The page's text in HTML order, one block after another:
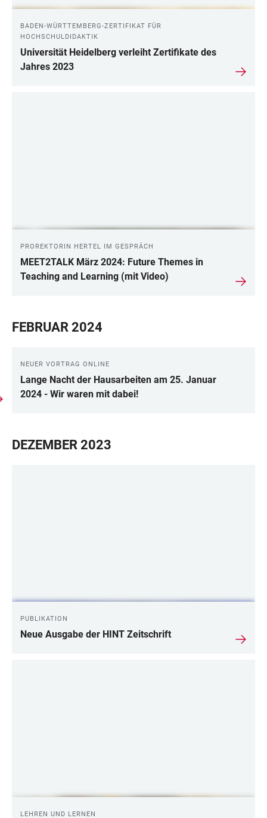
BADEN-WÜRTTEMBERG-ZERTIFIKAT FÜR
HOCHSCHULDIDAKTIK
Universität Heidelberg verleiht Zertifikate des
Jahres 2023
PROREKTORIN HERTEL IM GESPRÄCH
MEET2TALK März 2024: Future Themes in
Teaching and Learning (mit Video)
FEBRUAR 2024
NEUER VORTRAG ONLINE
Lange Nacht der Hausarbeiten am 25. Januar
2024 - Wir waren mit dabei!
DEZEMBER 2023
PUBLIKATION
Neue Ausgabe der HINT Zeitschrift
LEHREN UND LERNEN